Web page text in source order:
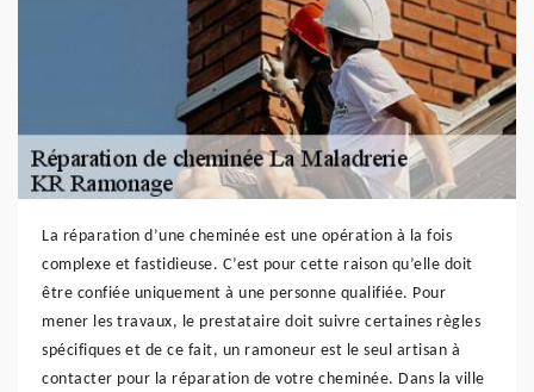
La réparation d’une cheminée est une opération à la fois
complexe et fastidieuse. C’est pour cette raison qu’elle doit
être confiée uniquement à une personne qualifiée. Pour
mener les travaux, le prestataire doit suivre certaines règles
spécifiques et de ce fait, un ramoneur est le seul artisan à
contacter pour la réparation de votre cheminée. Dans la ville